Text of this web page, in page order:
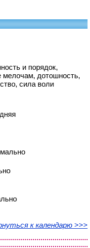
и порядок,
мелочам, дотошность,
сила воли
к календарю >>>